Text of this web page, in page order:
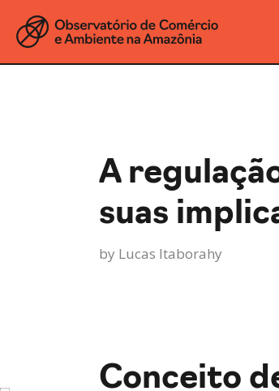
A
suas
by Lucas Itaborahy
Conceito